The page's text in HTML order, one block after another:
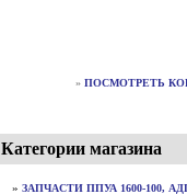
» ПОСМОТРЕТЬ
Категории магазина
» ЗАПЧАСТИ ППУА 1600-100,